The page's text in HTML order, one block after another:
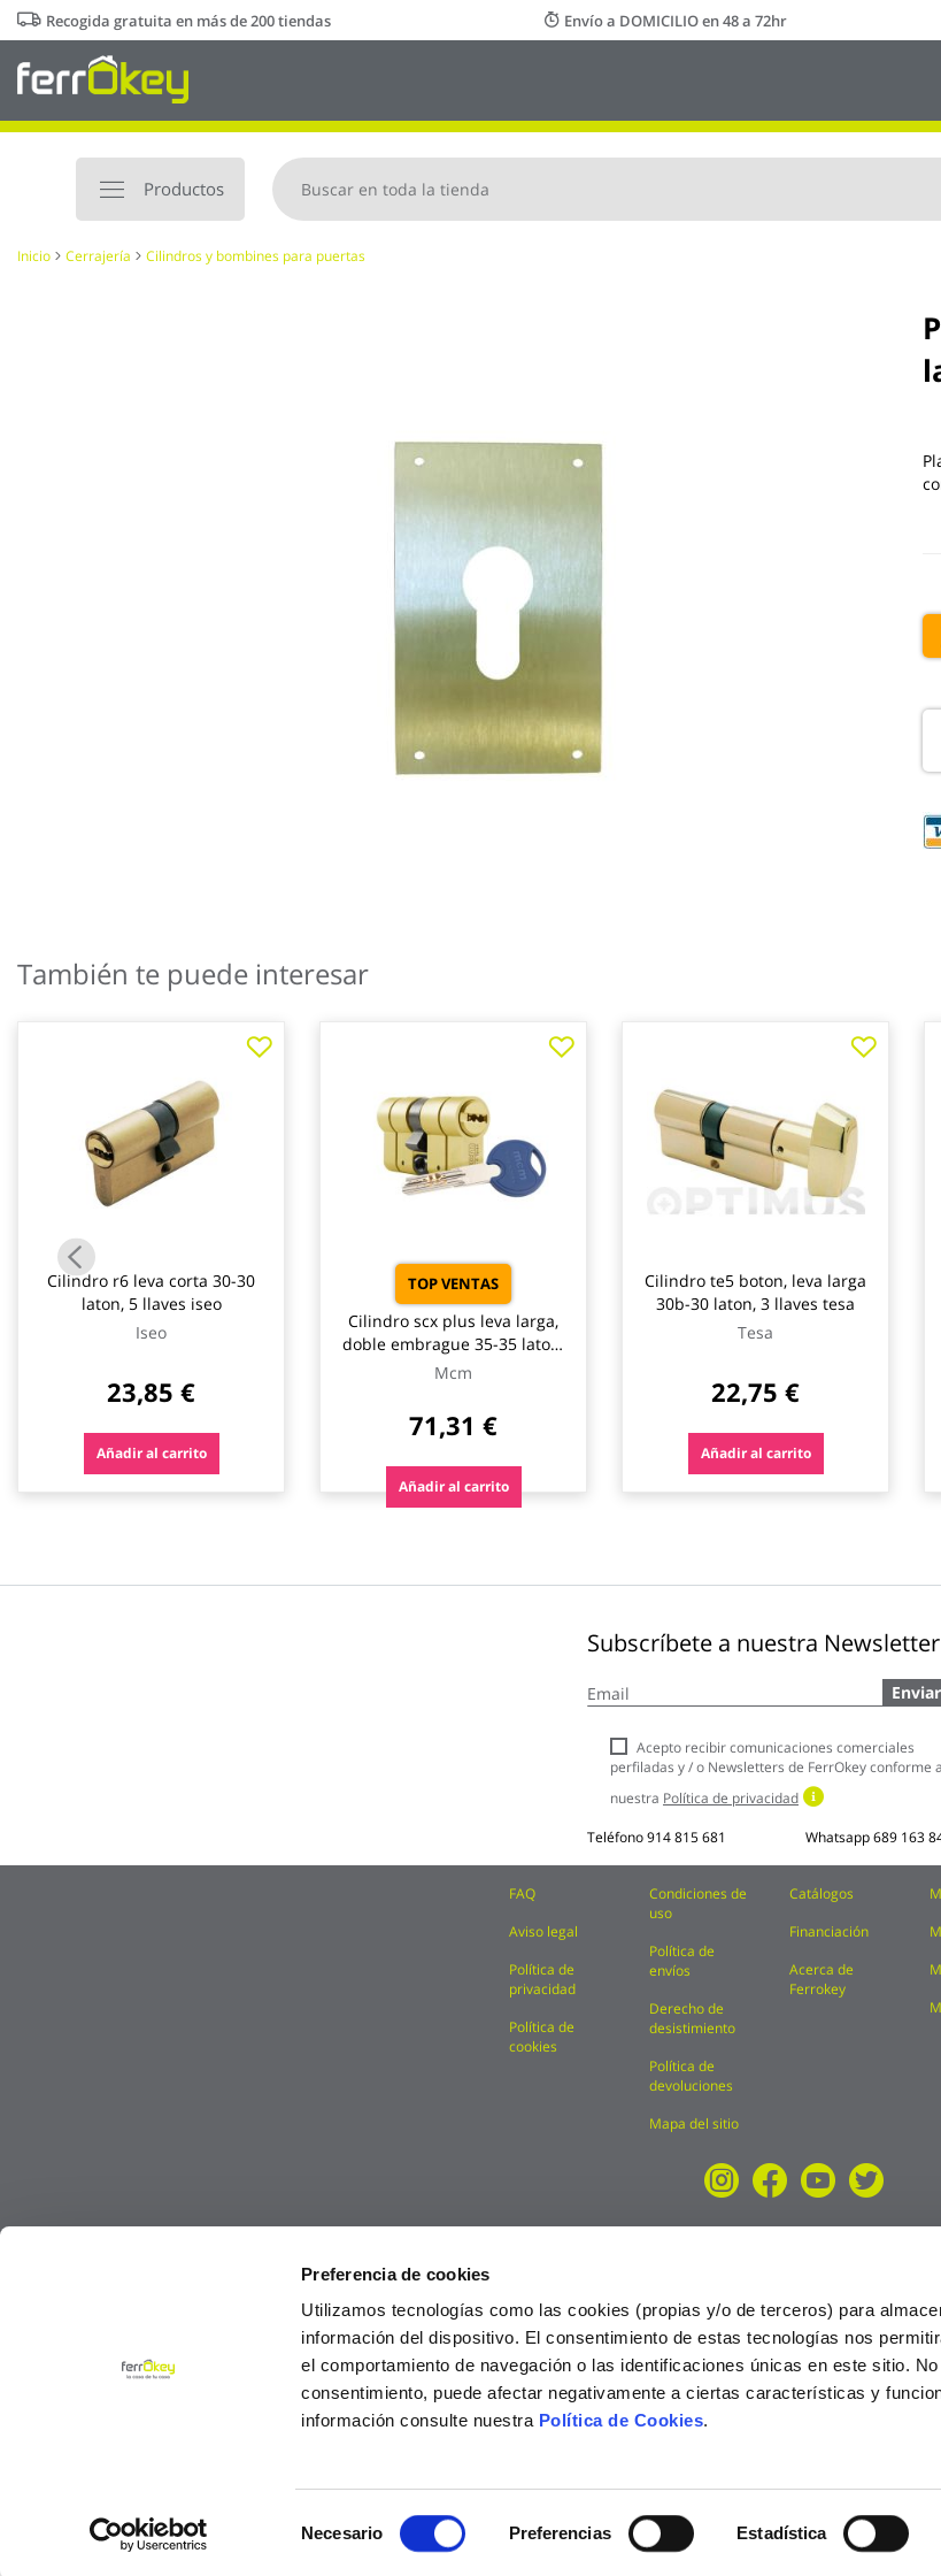
Preferencia de cookies
Utilizamos tecnologías como las cookies (propias y/o de terceros) para
información del dispositivo. El consentimiento de estas tecnologías nos
el comportamiento de navegación o las identificaciones únicas en este sitio.
consentimiento, puede afectar negativamente a ciertas características y
información consulte nuestra Política de Cookies.
Necesario Preferencias Estadística
Ir
al
contenido
Recogida gratuita en más de 200 tiendas Envío a DOMICILIO en 48 a 72hr
Productos
Inicio Cerrajería Cilindros y bombines para puertas
comienzo
También te puede interesar
Cilindro r6 leva corta 30-30
laton, 5 llaves iseo
Iseo
23,85 €
Añadir al carrito
TOP VENTAS
Cilindro scx plus leva larga,
doble embrague 35-35 laton,
5 llaves mcm
Mcm
71,31 €
Añadir al carrito
Cilindro te5 boton, leva larga
30b-30 laton, 3 llaves tesa
Tesa
22,75 €
Añadir al carrito
Subscríbete a nuestra Newsletter
a
boletín
noticias:
Enviar
Acepto recibir comunicaciones comerciales
perfiladas y / o Newsletters de FerrOkey conforme a
nuestra Política de privacidad
Teléfono914 815 681 Whatsapp689 163
FAQ
Aviso legal
Política de
privacidad
Política de
cookies
Condiciones de
uso
Política de
envíos
Derecho de
desistimiento
Política de
devoluciones
Mapa del sitio
Catálogos
Financiación
Acerca de
Ferrokey
© Ferrokey todos los derechos reservados 2025